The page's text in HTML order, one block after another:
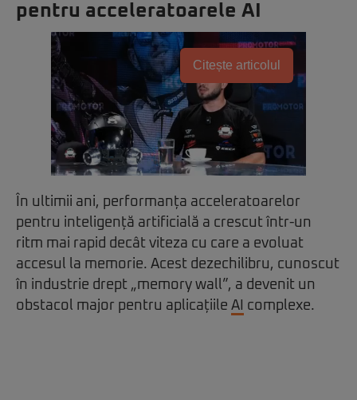
pentru acceleratoarele AI
Citește articolul
În ultimii ani, performanța acceleratoarelor
pentru inteligență artificială a crescut într-un
ritm mai rapid decât viteza cu care a evoluat
accesul la memorie. Acest dezechilibru, cunoscut
în industrie drept „memory wall”, a devenit un
obstacol major pentru aplicațiile AI complexe.